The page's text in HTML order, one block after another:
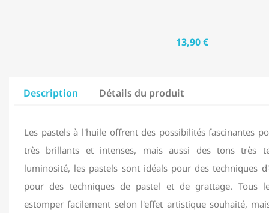
13,90 €
Description Détails du produit
Les pastels à l'huile offrent des possibilités fascinantes
très brillants et intenses, mais aussi des tons très
luminosité, les pastels sont idéals pour des techniques
pour des techniques de pastel et de grattage. Tous
estomper facilement selon l'effet artistique souhaité,